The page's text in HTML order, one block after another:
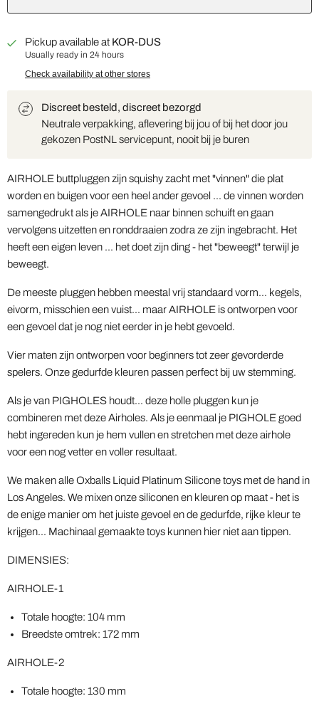
Pickup available at KOR-DUS
Usually ready in 24 hours
Check availability at other stores
Discreet besteld, discreet bezorgd
Neutrale verpakking, aflevering bij jou of bij het door jou
gekozen PostNL servicepunt, nooit bij je buren
AIRHOLE buttpluggen zijn squishy zacht met "vinnen" die plat
worden en buigen voor een heel ander gevoel ... de vinnen worden
samengedrukt als je AIRHOLE naar binnen schuift en gaan
vervolgens uitzetten en ronddraaien zodra ze zijn ingebracht. Het
heeft een eigen leven ... het doet zijn ding - het "beweegt" terwijl je
beweegt.
De meeste pluggen hebben meestal vrij standaard vorm... kegels,
eivorm, misschien een vuist... maar AIRHOLE is ontworpen voor
een gevoel dat je nog niet eerder in je hebt gevoeld.
Vier maten zijn ontworpen voor beginners tot zeer gevorderde
spelers. Onze gedurfde kleuren passen perfect bij uw stemming.
Als je van PIGHOLES houdt... deze holle pluggen kun je
combineren met deze Airholes. Als je eenmaal je PIGHOLE goed
hebt ingereden kun je hem vullen en stretchen met deze airhole
voor een nog vetter en voller resultaat.
We maken alle Oxballs Liquid Platinum Silicone toys met de hand in
Los Angeles. We mixen onze siliconen en kleuren op maat - het is
de enige manier om het juiste gevoel en de gedurfde, rijke kleur te
krijgen... Machinaal gemaakte toys kunnen hier niet aan tippen.
DIMENSIES:
AIRHOLE-1
Totale hoogte: 104 mm
Breedste omtrek: 172 mm
AIRHOLE-2
Totale hoogte: 130 mm